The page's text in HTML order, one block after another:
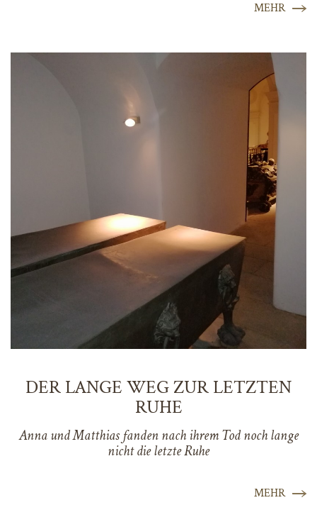
MEHR
DER LANGE WEG ZUR LETZTEN
RUHE
Anna und Matthias fanden nach ihrem Tod noch lange
nicht die letzte Ruhe
MEHR